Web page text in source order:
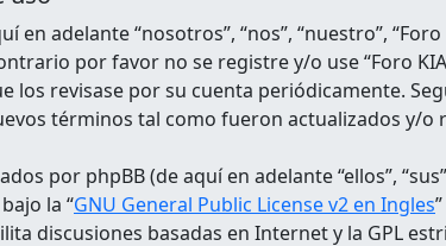
en adelante “nosotros”, “nos”, “nuestro”,
por favor no se registre y/o use “Foro
los revisase por su cuenta periódicamente.
términos tal como fueron actualizados y/o
por phpBB (de aquí en adelante “ellos”,
la “GNU General Public License v2 en Ingles
discusiones basadas en Internet y la GPL